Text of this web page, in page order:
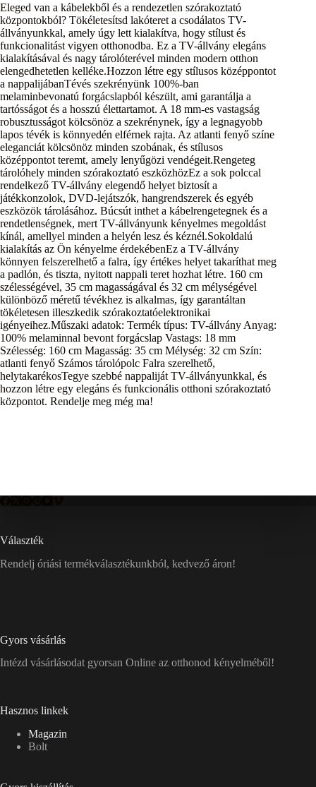
Eleged van a kábelekből és a rendezetlen szórakoztató
központokból? Tökéletesítsd lakóteret a csodálatos TV-
állványunkkal, amely úgy lett kialakítva, hogy stílust és
funkcionalitást vigyen otthonodba. Ez a TV-állvány elegáns
kialakításával és nagy tárolóterével minden modern otthon
elengedhetetlen kelléke.Hozzon létre egy stílusos középpontot
a nappalijábanTévés szekrényünk 100%-ban
melaminbevonatú forgácslapból készült, ami garantálja a
tartósságot és a hosszú élettartamot. A 18 mm-es vastagság
robusztusságot kölcsönöz a szekrénynek, így a legnagyobb
lapos tévék is könnyedén elférnek rajta. Az atlanti fenyő színe
eleganciát kölcsönöz minden szobának, és stílusos
középpontot teremt, amely lenyűgözi vendégeit.Rengeteg
tárolóhely minden szórakoztató eszközhözEz a sok polccal
rendelkező TV-állvány elegendő helyet biztosít a
játékkonzolok, DVD-lejátszók, hangrendszerek és egyéb
eszközök tárolásához. Búcsút inthet a kábelrengetegnek és a
rendetlenségnek, mert TV-állványunk kényelmes megoldást
kínál, amellyel minden a helyén lesz és kéznél.Sokoldalú
kialakítás az Ön kényelme érdekébenEz a TV-állvány
könnyen felszerelhető a falra, így értékes helyet takaríthat meg
a padlón, és tiszta, nyitott nappali teret hozhat létre. 160 cm
szélességével, 35 cm magasságával és 32 cm mélységével
különböző méretű tévékhez is alkalmas, így garantáltan
tökéletesen illeszkedik szórakoztatóelektronikai
igényeihez.Műszaki adatok: Termék típus: TV-állvány Anyag:
100% melaminnal bevont forgácslap Vastags: 18 mm
Szélesség: 160 cm Magasság: 35 cm Mélység: 32 cm Szín:
atlanti fenyő Számos tárolópolc Falra szerelhető,
helytakarékosTegye szebbé nappaliját TV-állványunkkal, és
hozzon létre egy elegáns és funkcionális otthoni szórakoztató
központot. Rendelje meg még ma!
Választék
Rendelj óriási termékválasztékunkból, kedvező áron!
Gyors vásárlás
Intézd vásárlásodat gyorsan Online az otthonod kényelméből!
Hasznos linkek
Magazin
Bolt